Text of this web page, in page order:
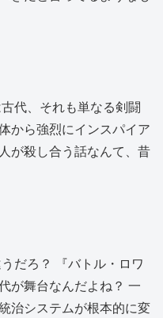
代、それも単なる剣闘
から強烈にインスパイア
が殺し合う話なんて、昔
だろ？ 『バトル・ロワ
が舞台なんだよね？ 一
治システムが根本的に変